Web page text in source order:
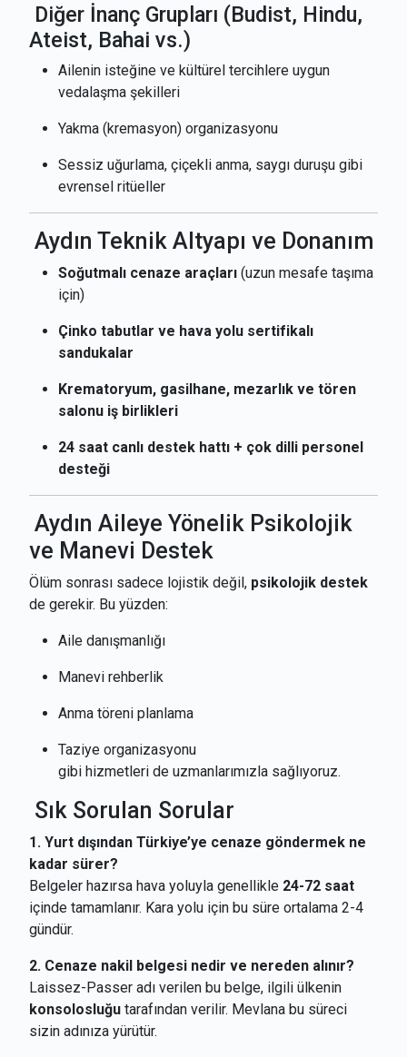
Diğer İnanç Grupları (Budist, Hindu,
Ateist, Bahai vs.)
Ailenin isteğine ve kültürel tercihlere uygun
vedalaşma şekilleri
Yakma (kremasyon) organizasyonu
Sessiz uğurlama, çiçekli anma, saygı duruşu gibi
evrensel ritüeller
Aydın Teknik Altyapı ve Donanım
Soğutmalı cenaze araçları (uzun mesafe taşıma
için)
Çinko tabutlar ve hava yolu sertifikalı
sandukalar
Krematoryum, gasilhane, mezarlık ve tören
salonu iş birlikleri
24 saat canlı destek hattı + çok dilli personel
desteği
Aydın Aileye Yönelik Psikolojik
ve Manevi Destek
Ölüm sonrası sadece lojistik değil, psikolojik destek
de gerekir. Bu yüzden:
Aile danışmanlığı
Manevi rehberlik
Anma töreni planlama
Taziye organizasyonu
gibi hizmetleri de uzmanlarımızla sağlıyoruz.
Sık Sorulan Sorular
1. Yurt dışından Türkiye’ye cenaze göndermek ne
kadar sürer?
Belgeler hazırsa hava yoluyla genellikle 24-72 saat
içinde tamamlanır. Kara yolu için bu süre ortalama 2-4
gündür.
2. Cenaze nakil belgesi nedir ve nereden alınır?
Laissez-Passer adı verilen bu belge, ilgili ülkenin
konsolosluğu tarafından verilir. Mevlana bu süreci
sizin adınıza yürütür.